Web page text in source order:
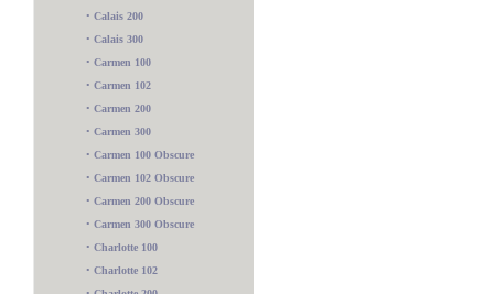
• Calais 200
• Calais 300
• Carmen 100
• Carmen 102
• Carmen 200
• Carmen 300
• Carmen 100 Obscure
• Carmen 102 Obscure
• Carmen 200 Obscure
• Carmen 300 Obscure
• Charlotte 100
• Charlotte 102